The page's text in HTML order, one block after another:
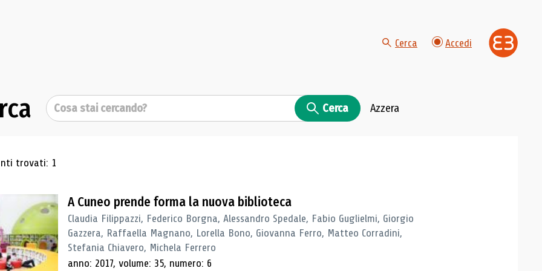
Cerca Accedi
Cerca Cerca Azzera
di ricerca
trovati: 1
A Cuneo prende forma la nuova biblioteca
Claudia Filippazzi, Federico Borgna, Alessandro Spedale, Fabio Guglielmi, Giorgio
Gazzera, Raffaella Magnano, Lorella Bono, Giovanna Ferro, Matteo Corradini,
Stefania Chiavero, Michela Ferrero
anno: 2017, volume: 35, numero: 6